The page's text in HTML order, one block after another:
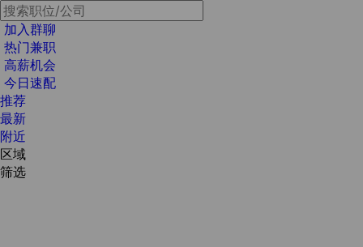
加入群聊
热门兼职
高薪机会
今日速配
推荐
最新
附近
区域
筛选